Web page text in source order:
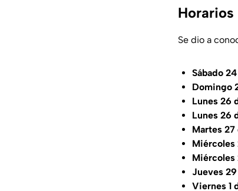
Se dio a
Sábado
Domingo
Lunes 26
Lunes 26
Martes
Miércoles
Miércoles
Jueves
Viernes 1